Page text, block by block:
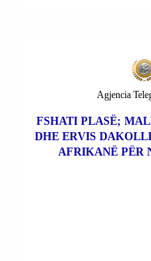
FSHATI PLASË;
DHE ERVIS
AFRIKANË PËR
Agjencia